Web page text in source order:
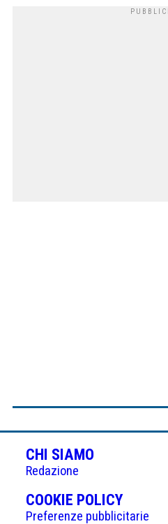
CHI SIAMO
Redazione
COOKIE POLICY(APRE
IN
Preferenze pubblicitarie